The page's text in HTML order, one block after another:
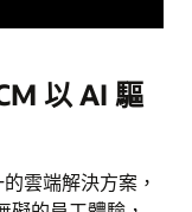
以 AI 驅
雲端解決方案，